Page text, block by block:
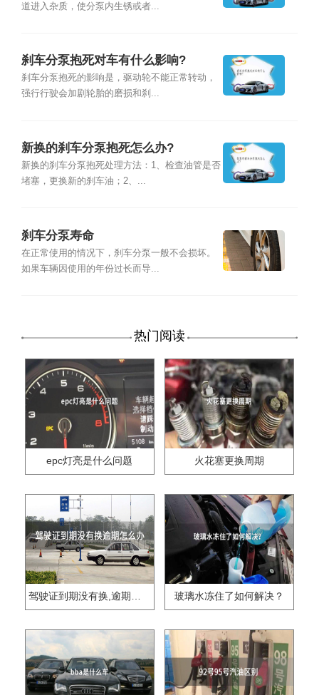
道进入杂质，使分泵内生锈或者...
刹车分泵抱死对车有什么影响?
刹车分泵抱死的影响是，驱动轮不能正常转动，
强行行驶会加剧轮胎的磨损和刹...
新换的刹车分泵抱死怎么办?
新换的刹车分泵抱死处理方法：1、检查油管是否
堵塞，更换新的刹车油；2、...
刹车分泵寿命
在正常使用的情况下，刹车分泵一般不会损坏。
如果车辆因使用的年份过长而导...
热门阅读
epc灯亮是什么问题 火花塞更换周期
驾驶证到期没有换,逾期怎么办?? 玻璃水冻住了如何解决？